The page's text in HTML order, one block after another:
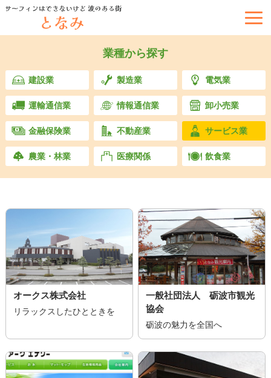
業種から探す
建設業 製造業 電気業
運輸通信業 情報通信業 卸小売業
金融保険業 不動産業 サービス業
農業・林業 医療関係 飲食業
オークス株式会社
リラックスしたひとときを
一般社団法人 砺波市観光
協会
砺波の魅力を全国へ